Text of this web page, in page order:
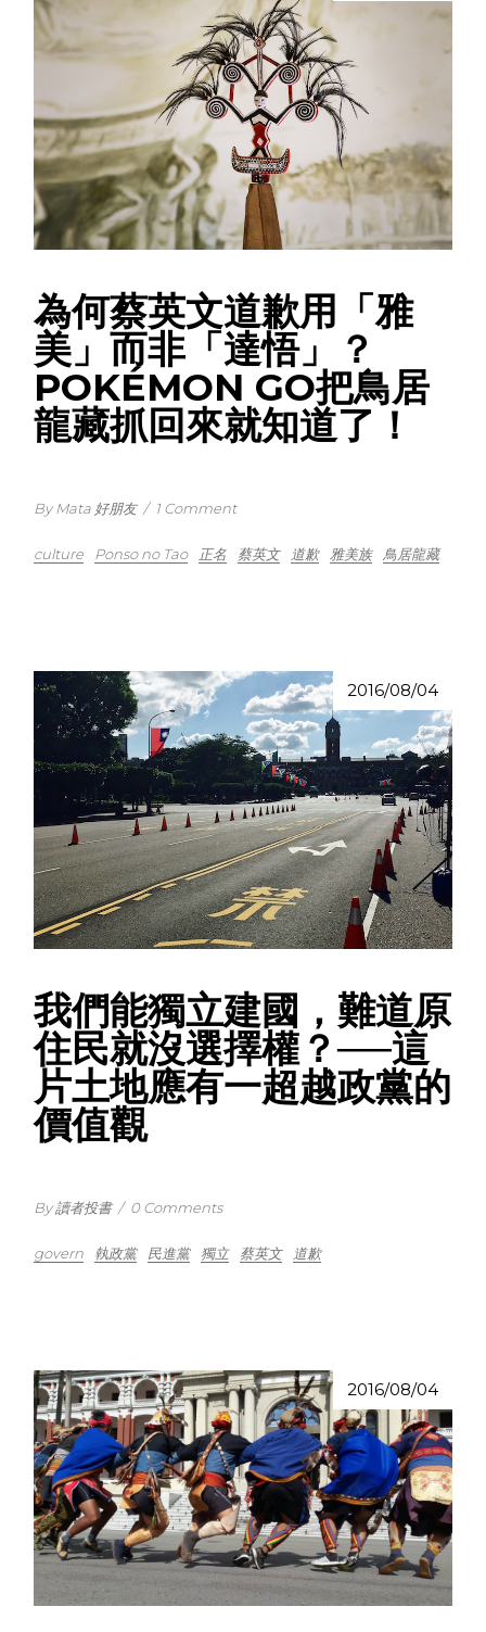
為何蔡英文道歉用「雅
美」而非「達悟」？
POKÉMON GO把鳥居
龍藏抓回來就知道了！
By Mata 好朋友 / 1 Comment
culture Ponso no Tao 正名 蔡英文 道歉 雅美族 鳥居龍藏
2016/08/04
我們能獨立建國，難道原
住民就沒選擇權？──這
片土地應有一超越政黨的
價值觀
By 讀者投書 / 0 Comments
govern 執政黨 民進黨 獨立 蔡英文 道歉
2016/08/04